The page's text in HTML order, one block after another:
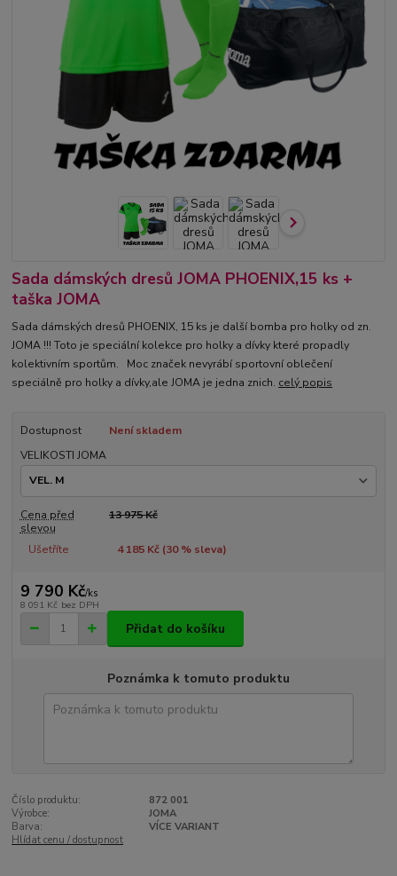
Sada dámských dresů JOMA PHOENIX,15 ks +
taška JOMA
Sada dámských dresů PHOENIX, 15 ks je další bomba pro holky od zn.
JOMA !!! Toto je speciální kolekce pro holky a dívky které propadly
kolektivním sportům. Moc značek nevyrábí sportovní oblečení
speciálně pro holky a dívky,ale JOMA je jedna znich. celý popis
Dostupnost
Není skladem
VELIKOSTI JOMA
Cena před
slevou
13 975 Kč
Ušetříte 4 185 Kč (30% sleva)
9 790 Kč/ks
8 091 Kč bez DPH
Přidat do košíku
Poznámka k tomuto produktu
Číslo produktu:
872 001
Výrobce:
JOMA
Barva:
VÍCE VARIANT
Hlídat cenu / dostupnost